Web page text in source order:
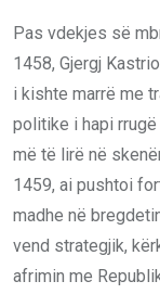
Pas vdekjes së
1458, Gjergj
i kishte marrë me
politike i hapi
më të lirë në
1459, ai pushtoi
madhe në
vend strategjik,
afrimin me